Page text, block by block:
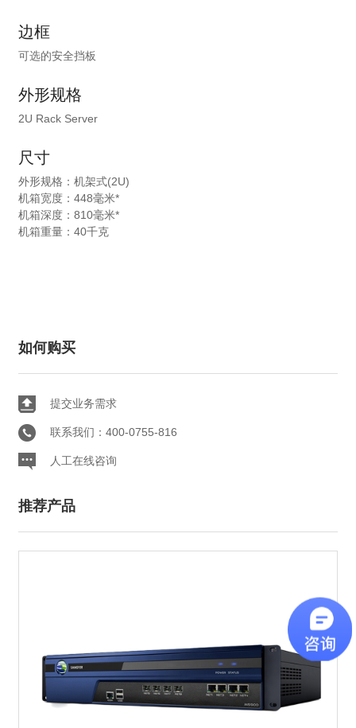
边框
可选的安全挡板
外形规格
2U Rack Server
尺寸
外形规格：机架式(2U)
机箱宽度：448毫米*
机箱深度：810毫米*
机箱重量：40千克
如何购买
提交业务需求
联系我们：400-0755-816
人工在线咨询
推荐产品